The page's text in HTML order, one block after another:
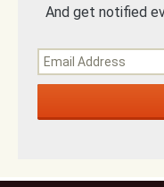
And get notified